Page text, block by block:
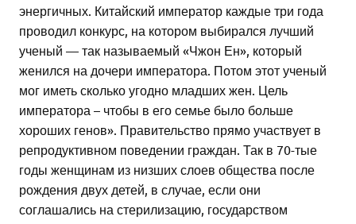
энергичных. Китайский император каждые три года
проводил конкурс, на котором выбирался лучший
ученый — так называемый «Чжон Ен», который
женился на дочери императора. Потом этот ученый
мог иметь сколько угодно младших жен. Цель
императора – чтобы в его семье было больше
хороших генов». Правительство прямо участвует в
репродуктивном поведении граждан. Так в 70-тые
годы женщинам из низших слоев общества после
рождения двух детей, в случае, если они
соглашались на стерилизацию, государством